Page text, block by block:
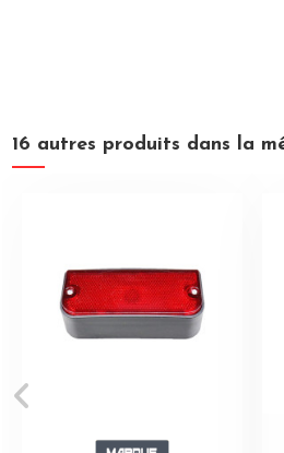
16 autres produits dans la